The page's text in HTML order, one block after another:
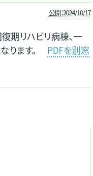
公開：2024/10/17
復期リハビリ病棟、一
ます。
PDFを別窓